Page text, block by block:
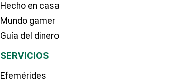
Hecho en casa
Mundo gamer
Guía del dinero
SERVICIOS
Efemérides